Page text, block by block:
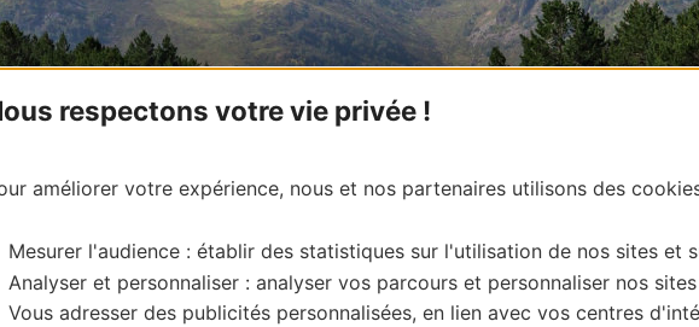
respectons votre vie privée !
améliorer votre expérience, nous et nos partenaires utilisons des
Mesurer l'audience : établir des statistiques sur l'utilisation de nos sites et
Analyser et personnaliser : analyser vos parcours et personnaliser nos
Vous adresser des publicités personnalisées, en lien avec vos centres
– Latour de Carol ToulousePamiersFoixTarascon-sur-AriègeAx-les-
follows the course of the Ariège river to take you southwards to the
takes shape and your eyes open wide. You can already see […]